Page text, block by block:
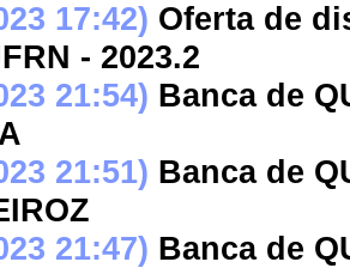
17:42) Oferta de
- 2023.2
21:54) Banca de
21:51) Banca de
21:47) Banca de